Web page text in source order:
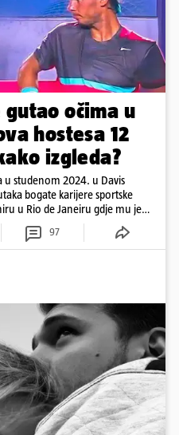
gutao očima u
hostesa 12
izgleda?
u studenom 2024. u Davis
bogate karijere sportske
u Rio de Janeiru gdje mu je
97